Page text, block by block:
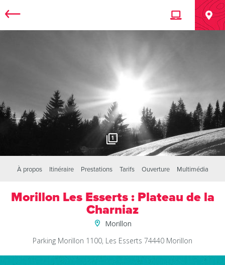
1
À propos Itinéraire Prestations Tarifs Ouverture Multimédia
Morillon Les Esserts : Plateau de la
Charniaz
Morillon
Parking Morillon 1100, Les Esserts 74440 Morillon